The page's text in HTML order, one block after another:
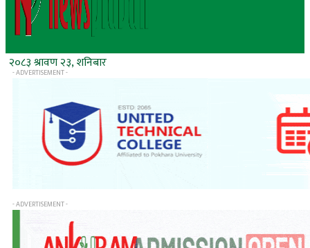
२०८३ श्रावण २३, शनिबार
- ADVERTISEMENT -
- ADVERTISEMENT -